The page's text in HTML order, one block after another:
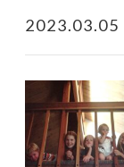
2023.03.05